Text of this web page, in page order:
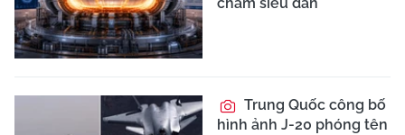
Trung Quốc công bố
hình ảnh J-20 phóng tên